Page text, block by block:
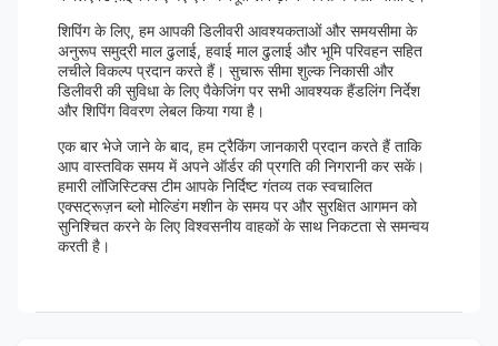
शिपिंग के लिए, हम आपकी डिलीवरी आवश्यकताओं और समयसीमा के
अनुरूप समुद्री माल ढुलाई, हवाई माल ढुलाई और भूमि परिवहन सहित
लचीले विकल्प प्रदान करते हैं। सुचारू सीमा शुल्क निकासी और
डिलीवरी की सुविधा के लिए पैकेजिंग पर सभी आवश्यक हैंडलिंग निर्देश
और शिपिंग विवरण लेबल किया गया है।
एक बार भेजे जाने के बाद, हम ट्रैकिंग जानकारी प्रदान करते हैं ताकि
आप वास्तविक समय में अपने ऑर्डर की प्रगति की निगरानी कर सकें।
हमारी लॉजिस्टिक्स टीम आपके निर्दिष्ट गंतव्य तक स्वचालित
एक्सट्रूज़न ब्लो मोल्डिंग मशीन के समय पर और सुरक्षित आगमन को
सुनिश्चित करने के लिए विश्वसनीय वाहकों के साथ निकटता से समन्वय
करती है।